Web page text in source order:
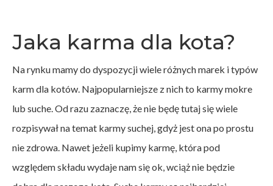
Jaka karma dla kota?
Na rynku mamy do dyspozycji wiele różnych marek i typów
karm dla kotów. Najpopularniejsze z nich to karmy mokre
lub suche. Od razu zaznaczę, że nie będę tutaj się wiele
rozpisywał na temat karmy suchej, gdyż jest ona po prostu
nie zdrowa. Nawet jeżeli kupimy karmę, która pod
względem składu wydaje nam się ok, wciąż nie będzie